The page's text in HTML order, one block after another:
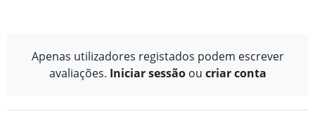
Apenas utilizadores registados podem escrever
avaliações. Iniciar sessão ou criar conta